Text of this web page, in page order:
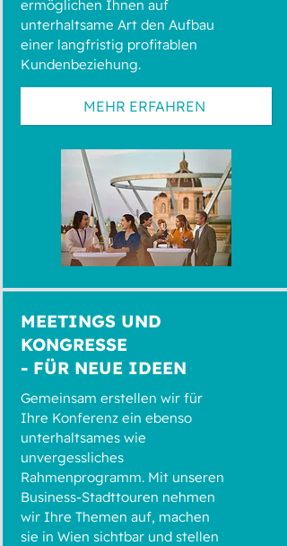
ermöglichen Ihnen auf
unterhaltsame Art den Aufbau
einer langfristig profitablen
Kundenbeziehung.
MEHR ERFAHREN
MEETINGS UND
KONGRESSE
- FÜR NEUE IDEEN
Gemeinsam erstellen wir für
Ihre Konferenz ein ebenso
unterhaltsames wie
unvergessliches
Rahmenprogramm. Mit unseren
Business-Stadttouren nehmen
wir Ihre Themen auf, machen
sie in Wien sichtbar und stellen